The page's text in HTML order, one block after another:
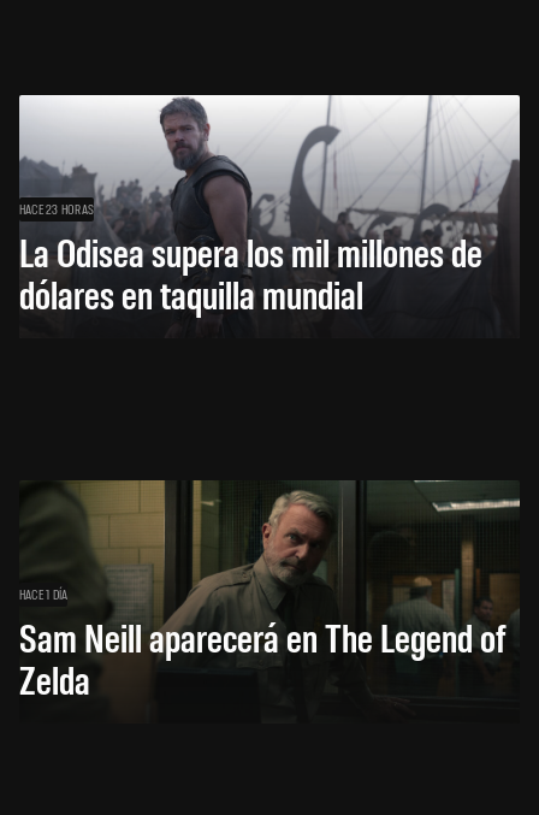
HACE 23 HORAS
La Odisea supera los mil millones de
dólares en taquilla mundial
HACE 1 DÍA
Sam Neill aparecerá en The Legend of
Zelda